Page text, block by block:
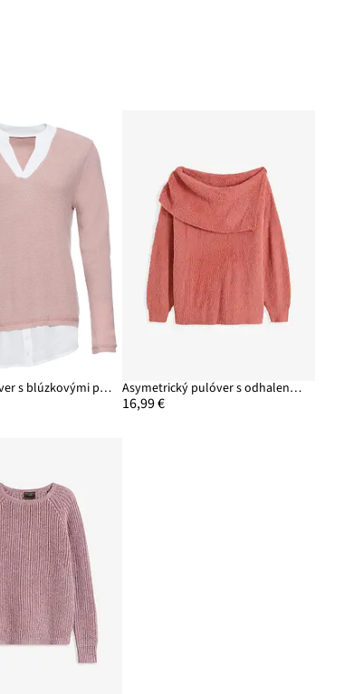
Pletený pulóver s blúzkovými prvkami Asymetrický pulóver s odhalenými plecami
16,99 €